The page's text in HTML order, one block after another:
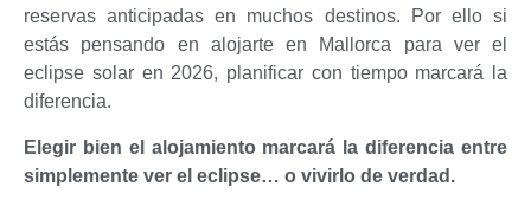
reservas anticipadas en muchos destinos. Por ello si
estás pensando en alojarte en Mallorca para ver el
eclipse solar en 2026, planificar con tiempo marcará la
diferencia.
Elegir bien el alojamiento marcará la diferencia entre
simplemente ver el eclipse… o vivirlo de verdad.